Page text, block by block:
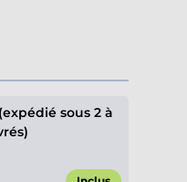
sous 2 à